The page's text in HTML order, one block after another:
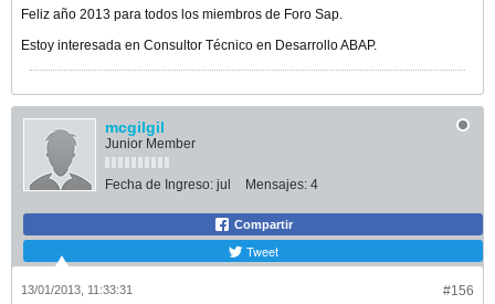
Feliz año 2013 para todos los miembros de Foro Sap.
Estoy interesada en Consultor Técnico en Desarrollo ABAP.
mcgilgil
Junior Member
Fecha de Ingreso: jul Mensajes: 4
Compartir
Tweet
#156
13/01/2013, 11:33:31